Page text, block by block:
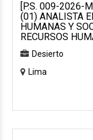
[P.S. 009-2026-
(01) ANALISTA
HUMANAS Y
RECURSOS
Desierto
Lima